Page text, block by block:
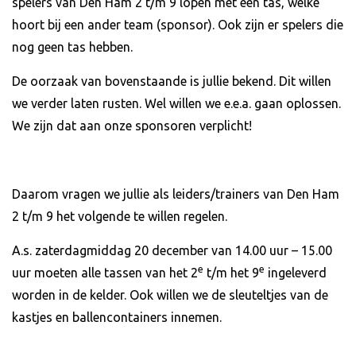
hoort bij een ander team (sponsor). Ook zijn er spelers die
nog geen tas hebben.
De oorzaak van bovenstaande is jullie bekend. Dit willen
we verder laten rusten. Wel willen we e.e.a. gaan oplossen.
We zijn dat aan onze sponsoren verplicht!
Daarom vragen we jullie als leiders/trainers van Den Ham
2 t/m 9 het volgende te willen regelen.
A.s. zaterdagmiddag 20 december van 14.00 uur – 15.00
uur moeten alle tassen van het 2e t/m het 9e ingeleverd
worden in de kelder. Ook willen we de sleuteltjes van de
kastjes en ballencontainers innemen.